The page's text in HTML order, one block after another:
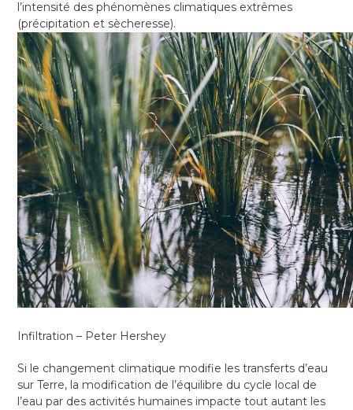
l’intensité des phénomènes climatiques extrêmes
(précipitation et sècheresse).
Infiltration – Peter Hershey
Si le changement climatique modifie les transferts d’eau
sur Terre, la modification de l’équilibre du cycle local de
l’eau par des activités humaines impacte tout autant les